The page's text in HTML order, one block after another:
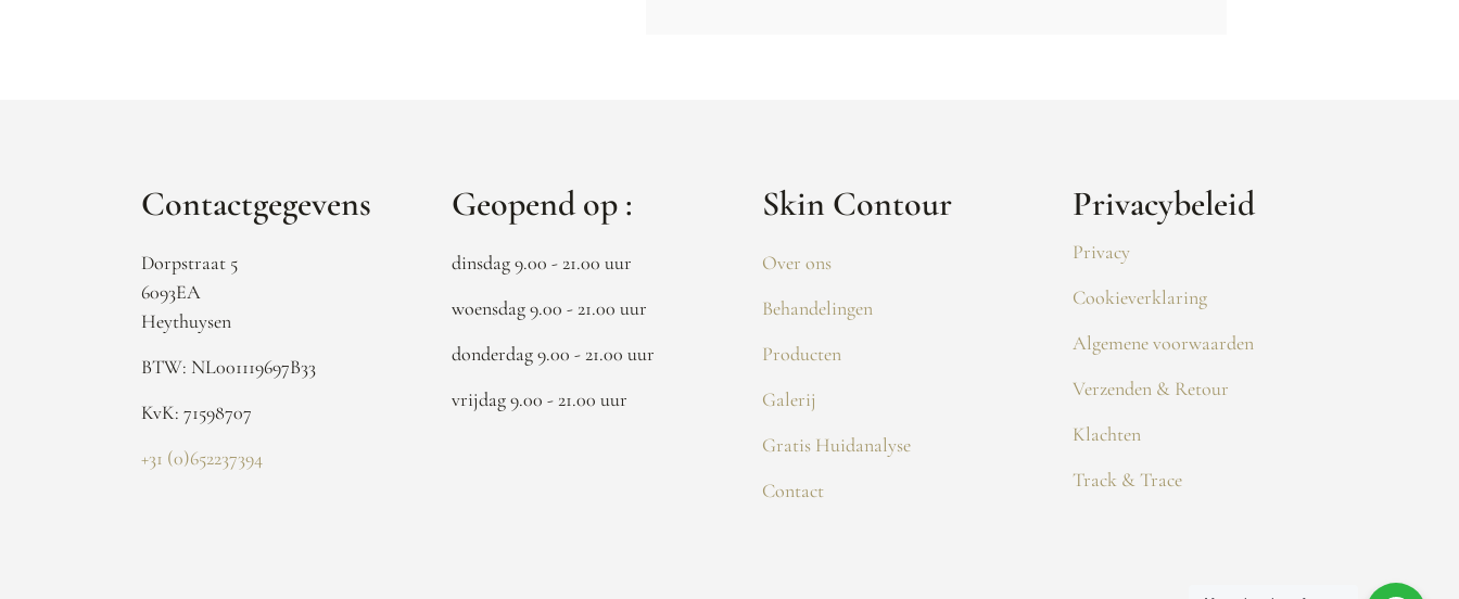
Contactgegevens
Dorpstraat 5
6093EA
Heythuysen
BTW: NL001119697B33
KvK: 71598707
+31 (0)652237394
Geopend op :
dinsdag 9.00 - 21.00 uur
woensdag 9.00 - 21.00 uur
donderdag 9.00 - 21.00 uur
vrijdag 9.00 - 21.00 uur
Skin Contour
Over ons
Behandelingen
Producten
Galerij
Gratis Huidanalyse
Contact
Privacybeleid
Privacy
Cookieverklaring
Algemene voorwaarden
Verzenden & Retour
Klachten
Track & Trace